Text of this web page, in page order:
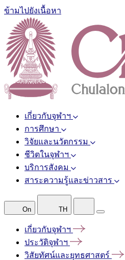
ข้ามไปยังเนื้อหา
เกี่ยวกับจุฬาฯ
การศึกษา
วิจัยและนวัตกรรม
ชีวิตในจุฬาฯ
บริการสังคม
สาระความรู้และข่าวสาร
On TH
เกี่ยวกับจุฬาฯ
ประวัติจุฬาฯ
วิสัยทัศน์และยุทธศาสตร์